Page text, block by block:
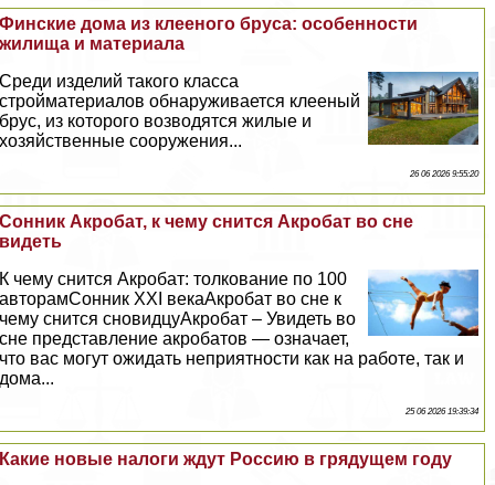
Финские дома из клееного бруса: особенности
жилища и материала
Среди изделий такого класса
стройматериалов обнаруживается клееный
брус, из которого возводятся жилые и
хозяйственные сооружения...
26 06 2026 9:55:20
Сонник Акробат, к чему снится Акробат во сне
видеть
К чему снится Акробат: толкование по 100
авторамСонник XXI векаАкробат во сне к
чему снится сновидцуАкробат – Увидеть во
сне представление акробатов — означает,
что вас могут ожидать неприятности как на работе, так и
дома...
25 06 2026 19:39:34
Какие новые налоги ждут Россию в грядущем году